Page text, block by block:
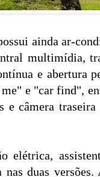
ainda ar-
multimídia,
e abertura
e "car find",
e câmera
elétrica,
nas duas